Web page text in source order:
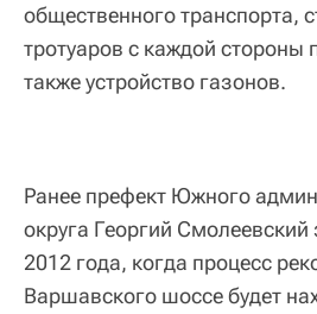
общественного транспорта,
тротуаров с каждой стороны
также устройство газонов.
Ранее префект Южного
округа Георгий
2012 года, когда процесс
Варшавского шоссе будет